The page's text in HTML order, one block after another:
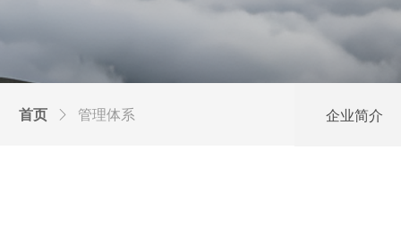
首页 ꁕ 管理体系 企业简介